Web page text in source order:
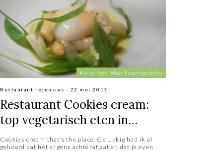
#asperges #basilicumsorbetijs
Restaurant recensies - 22 mei 2017
Restaurant Cookies cream:
top vegetarisch eten in
Berlijn
Cookies cream that’s the place. Gelukkig had ik al
gehoord dat het ergens achteraf zat en dat je even